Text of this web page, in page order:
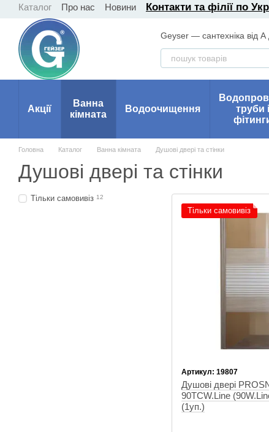
Перейти до основного контенту
Каталог Про нас Новини Контакти та філії по
Geyser — сантехніка від
Акції
Ванна
кімната
Водоочищення
труби і
Головна Каталог Ванна кімната Душові двері та стінки
Душові двері та стінки
Тільки самовивіз
Артикул: 19807
Душові двері
90TCW.Line
(1уп.)
Тільки самовивіз 12